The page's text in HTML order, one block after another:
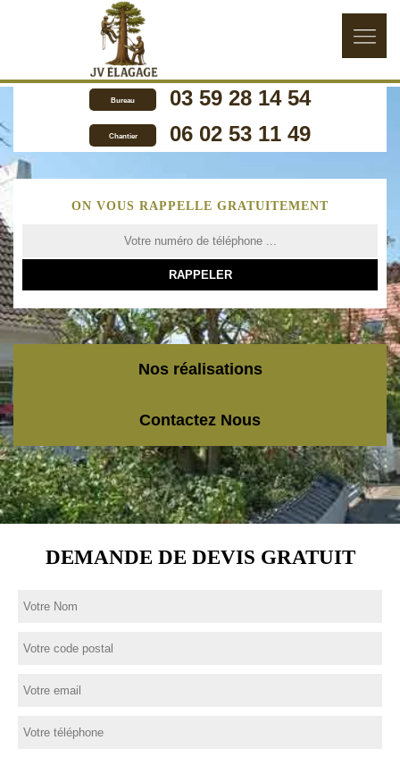
Bureau 03 59 28 14 54
Chantier 06 02 53 11 49
ON VOUS RAPPELLE GRATUITEMENT
Nos réalisations
Contactez Nous
DEMANDE DE DEVIS GRATUIT